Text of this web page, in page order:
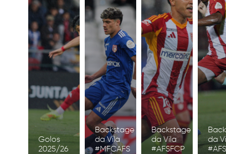
Golos
2025/26
Backstage
da Vila
#MFCAFS
Backstage
da Vila
#AFSFCP
da